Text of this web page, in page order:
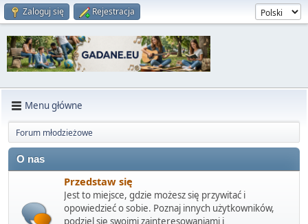
Zaloguj się Rejestracja
Menu główne
Forum młodzieżowe
O nas
Przedstaw się
Jest to miejsce, gdzie możesz się przywitać i
opowiedzieć o sobie. Poznaj innych użytkowników,
podziel się swoimi zainteresowaniami i